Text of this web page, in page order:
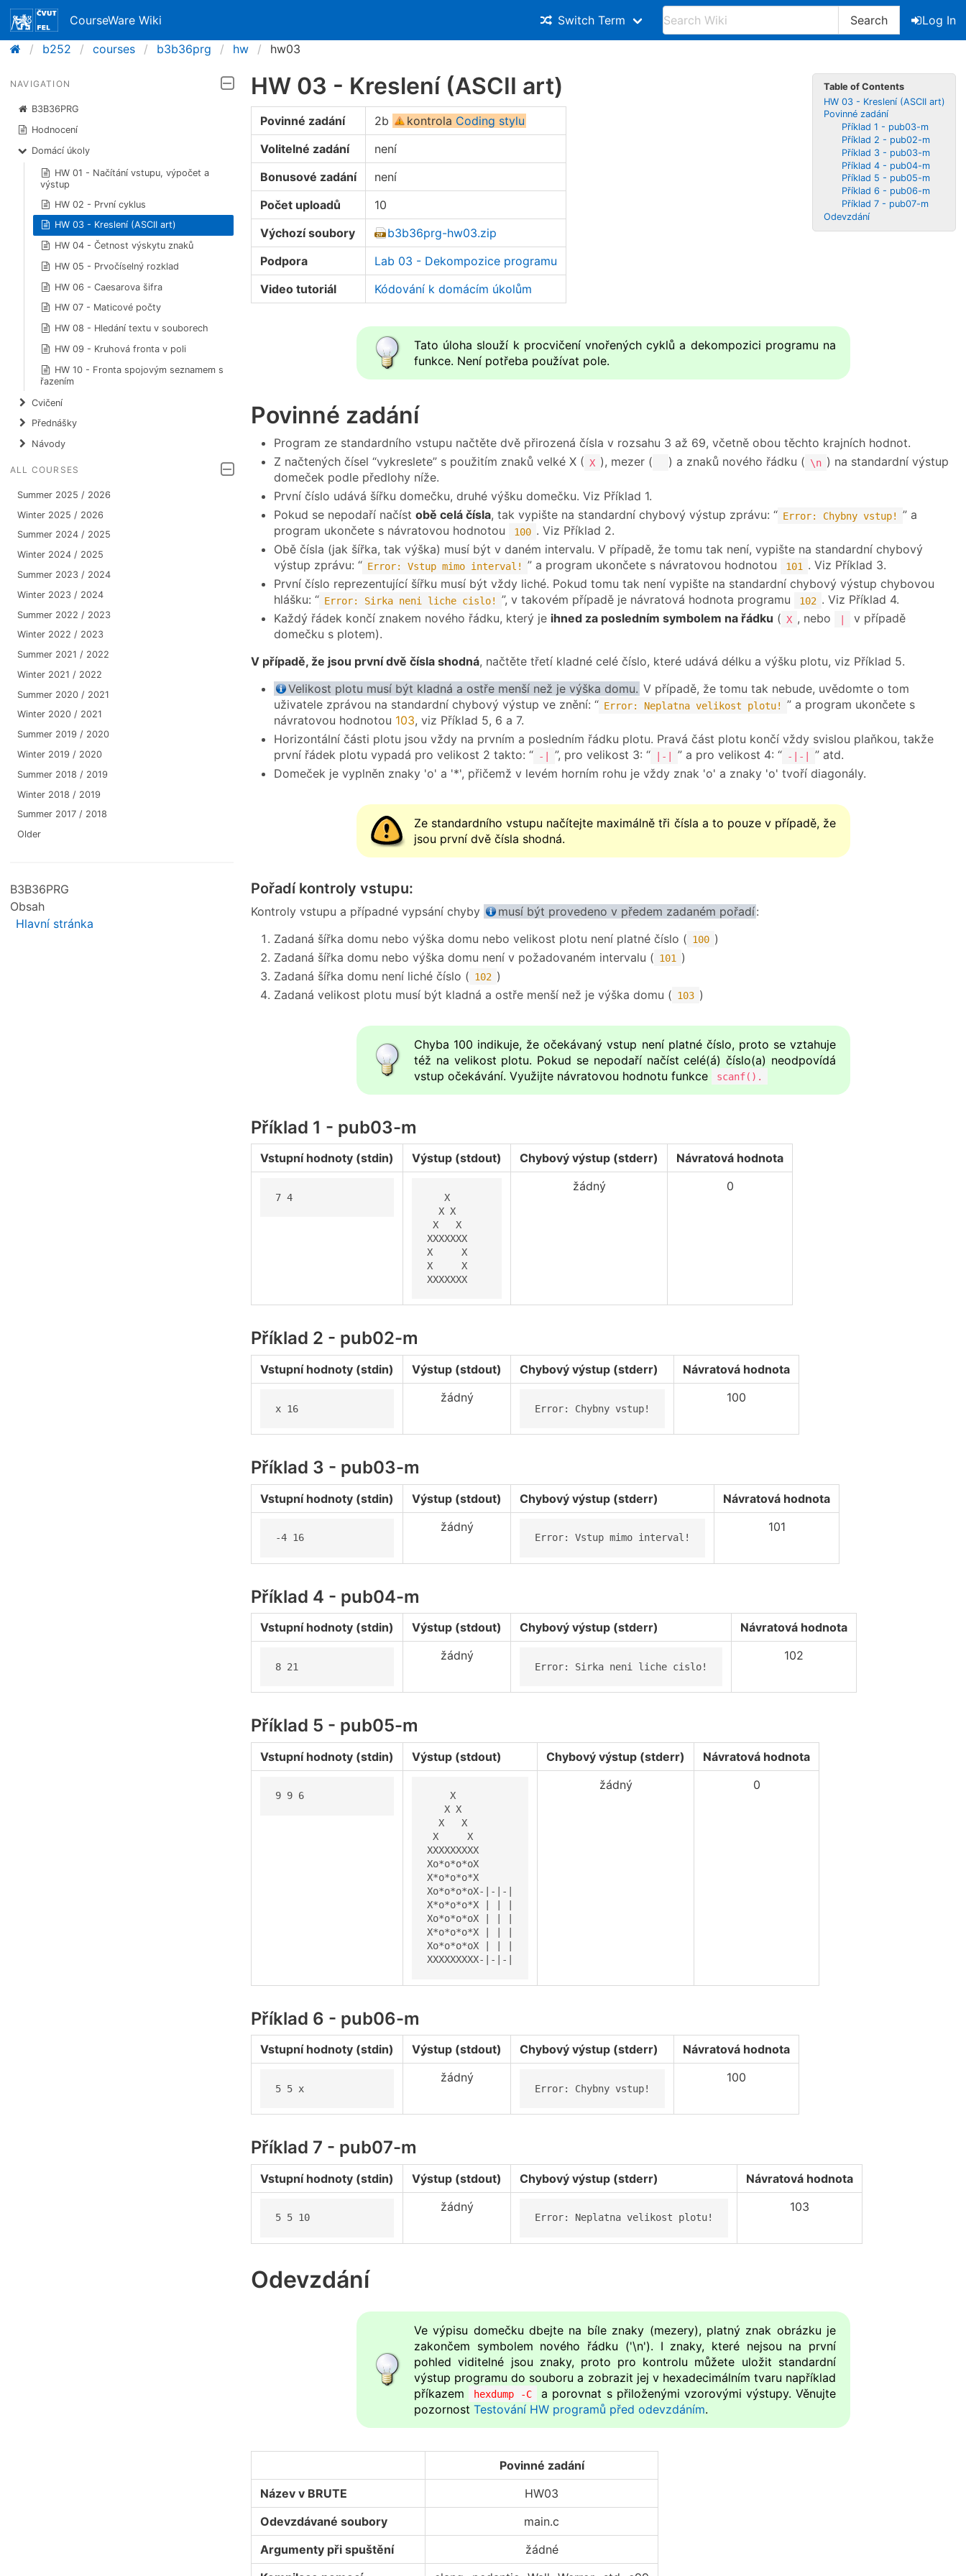
CourseWare Wiki Switch Term Search
Log In
b252
courses b3b36prg hw hw03
NAVIGATION
B3B36PRG
Hodnocení
Domácí úkoly
HW 01 - Načítání vstupu, výpočet a
výstup
HW 02 - První cyklus
HW 03 - Kreslení (ASCII art)
HW 04 - Četnost výskytu znaků
HW 05 - Prvočíselný rozklad
HW 06 - Caesarova šifra
HW 07 - Maticové počty
HW 08 - Hledání textu v souborech
HW 09 - Kruhová fronta v poli
HW 10 - Fronta spojovým seznamem s
řazením
Cvičení
Přednášky
Návody
ALL COURSES
Summer 2025 / 2026
Winter 2025 / 2026
Summer 2024 / 2025
Winter 2024 / 2025
Summer 2023 / 2024
Winter 2023 / 2024
Summer 2022 / 2023
Winter 2022 / 2023
Summer 2021 / 2022
Winter 2021 / 2022
Summer 2020 / 2021
Winter 2020 / 2021
Summer 2019 / 2020
Winter 2019 / 2020
Summer 2018 / 2019
Winter 2018 / 2019
Summer 2017 / 2018
Older
B3B36PRG
Obsah
Hlavní stránka
Table of Contents
HW 03 - Kreslení (ASCII art)
Povinné zadání
Příklad 1 - pub03-m
Příklad 2 - pub02-m
Příklad 3 - pub03-m
Příklad 4 - pub04-m
Příklad 5 - pub05-m
Příklad 6 - pub06-m
Příklad 7 - pub07-m
Odevzdání
HW 03 - Kreslení (ASCII art)
Povinné zadání 2b kontrola Coding stylu
Volitelné zadání
není
Bonusové zadání
není
Počet uploadů
10
Výchozí soubory
b3b36prg-hw03.zip
Podpora
Lab 03 - Dekompozice programu
Video tutoriál
Kódování k domácím úkolům
Tato úloha slouží k procvičení vnořených cyklů a dekompozici programu na
funkce. Není potřeba používat pole.
Povinné zadání
Program ze standardního vstupu načtěte dvě přirozená čísla v rozsahu 3 až 69, včetně obou těchto krajních hodnot.
Z načtených čísel “vykreslete” s použitím znaků velké X ( X ), mezer ( ) a znaků nového řádku ( \n ) na standardní výstup
domeček podle předlohy níže.
První číslo udává šířku domečku, druhé výšku domečku. Viz Příklad 1.
Pokud se nepodaří načíst obě celá čísla, tak vypište na standardní chybový výstup zprávu: “ Error: Chybny vstup!
” a
program ukončete s návratovou hodnotou
100 . Viz Příklad 2.
Obě čísla (jak šířka, tak výška) musí být v daném intervalu. V případě, že tomu tak není, vypište na standardní chybový
výstup zprávu: “ Error: Vstup mimo interval! ” a program ukončete s návratovou hodnotou 101
. Viz Příklad 3.
První číslo reprezentující šířku musí být vždy liché. Pokud tomu tak není vypište na standardní chybový výstup chybovou
hlášku: “ Error: Sirka neni liche cislo! ”, v takovém případě je návratová hodnota programu 102 . Viz Příklad 4.
Každý řádek končí znakem nového řádku, který je ihned za posledním symbolem na řádku ( X , nebo |
v případě
domečku s plotem).
V případě, že jsou první dvě čísla shodná, načtěte třetí kladné celé číslo, které udává délku a výšku plotu, viz Příklad 5.
Velikost plotu musí být kladná a ostře menší než je výška domu. V případě, že tomu tak nebude, uvědomte o tom
uživatele zprávou na standardní chybový výstup ve znění: “ Error: Neplatna velikost plotu!
” a program ukončete s
návratovou hodnotou 103, viz Příklad 5, 6 a 7.
Horizontální části plotu jsou vždy na prvním a posledním řádku plotu. Pravá část plotu končí vždy svislou plaňkou, takže
první řádek plotu vypadá pro velikost 2 takto: “ -| ”, pro velikost 3: “ |-| ” a pro velikost 4: “ -|-|
” atd.
Domeček je vyplněn znaky 'o' a '*', přičemž v levém horním rohu je vždy znak 'o' a znaky 'o' tvoří diagonály.
Ze standardního vstupu načítejte maximálně tři čísla a to pouze v případě, že
jsou první dvě čísla shodná.
Pořadí kontroly vstupu:
Kontroly vstupu a případné vypsání chyby musí být provedeno v předem zadaném pořadí:
Zadaná šířka domu nebo výška domu nebo velikost plotu není platné číslo ( 100 )
Zadaná šířka domu nebo výška domu není v požadovaném intervalu ( 101
)
Zadaná šířka domu není liché číslo ( 102 )
Zadaná velikost plotu musí být kladná a ostře menší než je výška domu ( 103 )
Chyba 100 indikuje, že očekávaný vstup není platné číslo, proto se vztahuje
též na velikost plotu. Pokud se nepodaří načíst celé(á) číslo(a) neodpovídá
vstup očekávání. Využijte návratovou hodnotu funkce
scanf().
Příklad 1 - pub03-m
Vstupní hodnoty (stdin) Výstup (stdout) Chybový výstup (stderr) Návratová hodnota
7 4
   X
  X X
X   X
XXXXXXX
X     X
X     X
XXXXXXX
žádný 0
Příklad 2 - pub02-m
Vstupní hodnoty (stdin) Výstup (stdout) Chybový výstup (stderr) Návratová hodnota
x 16
žádný
Error: Chybny vstup!
100
Příklad 3 - pub03-m
Vstupní hodnoty (stdin) Výstup (stdout) Chybový výstup (stderr) Návratová hodnota
-4 16
žádný
Error: Vstup mimo interval!
101
Příklad 4 - pub04-m
Vstupní hodnoty (stdin) Výstup (stdout) Chybový výstup (stderr) Návratová hodnota
8 21
žádný
Error: Sirka neni liche cislo!
102
Příklad 5 - pub05-m
Vstupní hodnoty (stdin) Výstup (stdout) Chybový výstup (stderr) Návratová hodnota
9 9 6
    X
   X X
  X   X
X     X
XXXXXXXXX
Xo*o*o*oX
X*o*o*o*X
Xo*o*o*oX-|-|-|
X*o*o*o*X | | |
Xo*o*o*oX | | |
X*o*o*o*X | | |
Xo*o*o*oX | | |
XXXXXXXXX-|-|-|
žádný 0
Příklad 6 - pub06-m
Vstupní hodnoty (stdin) Výstup (stdout) Chybový výstup (stderr) Návratová hodnota
5 5 x
žádný
Error: Chybny vstup!
100
Příklad 7 - pub07-m
Vstupní hodnoty (stdin) Výstup (stdout) Chybový výstup (stderr) Návratová hodnota
5 5 10
žádný
Error: Neplatna velikost plotu!
103
Odevzdání
Ve výpisu domečku dbejte na bíle znaky (mezery), platný znak obrázku je
zakončem symbolem nového řádku ('\n'). I znaky, které nejsou na první
pohled viditelné jsou znaky, proto pro kontrolu můžete uložit standardní
výstup programu do souboru a zobrazit jej v hexadecimálním tvaru například
příkazem
hexdump -C
a porovnat s přiloženými vzorovými výstupy. Věnujte
pozornostTestování HW programů před odevzdáním.
Povinné zadání
Název v BRUTE
HW03
Odevzdávané soubory
main.c
Argumenty při spuštění
žádné